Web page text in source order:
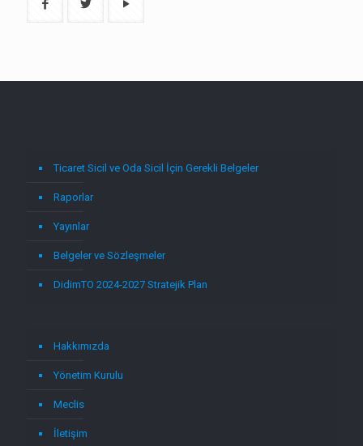
Ticaret Sicil ve Oda Sicil İçin Gerekli Belgeler
Raporlar
Yayınlar
Belgeler ve Sözleşmeler
DidimTO 2024-2027 Stratejik Plan
Hakkımızda
Yönetim Kurulu
Meclis
İletişim